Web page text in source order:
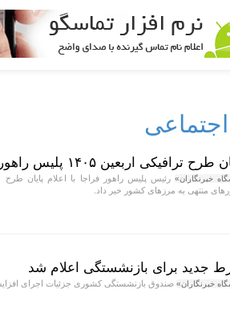
ترافیکی اربعین ۱۴۰۵ پلیس راهور فراجا با ثبت ۶۷ میلیون تردد
خبرنگاران»
منتهی به مرز‌های کشور خبر داد.
جدید برای بازنشستگی اعلام شد
خبرنگاران» صندوق بازنشستگی کشوری جزئیات اجرای